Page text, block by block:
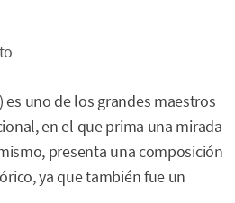
es uno de los grandes maestros
en el que prima una mirada
presenta una composición
ya que también fue un